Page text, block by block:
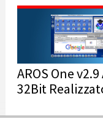
AROS One
32Bit